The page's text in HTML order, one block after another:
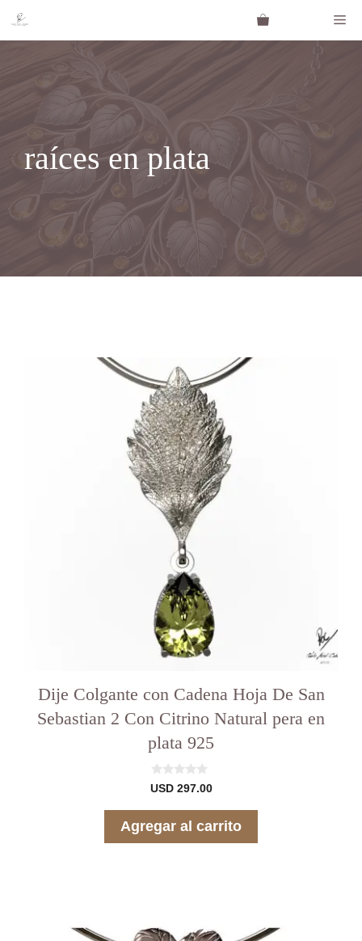
contenido
raíces en plata
Dije Colgante con Cadena Hoja De San
Sebastian 2 Con Citrino Natural pera en
plata 925
0
d
USD297.00
Agregar al carrito